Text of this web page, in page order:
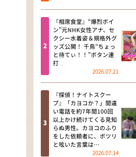
news おかえり
河合＆A.B.C-Z塚
「なんでやねん！
かえり）
DAIGOも台所 ～
にする？～
本日はダイアンな
朝だ！生です旅サ
教えて！ニュース
ミカタ
『相席食堂』“爆烈ボイ
ン”元NHK女性アナ、セ
クシー水着姿＆規格外グ
ッズ公開！ 千鳥“ちょっ
と待てぃ！！”ボタン連
打
2026.07.21
『探偵！ナイトスクー
プ』「カヨコか？」間違
い電話を約7年間100回
以上かけ続けてくる見知
らぬ男性。カヨコのふり
をした依頼者に、ポツリ
と呟いた言葉は…
2026.07.14